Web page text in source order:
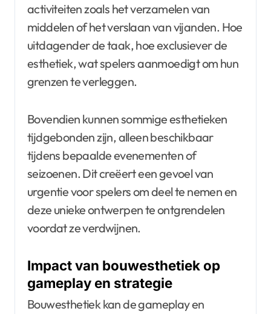
activiteiten zoals het verzamelen van
middelen of het verslaan van vijanden. Hoe
uitdagender de taak, hoe exclusiever de
esthetiek, wat spelers aanmoedigt om hun
grenzen te verleggen.
Bovendien kunnen sommige esthetieken
tijdgebonden zijn, alleen beschikbaar
tijdens bepaalde evenementen of
seizoenen. Dit creëert een gevoel van
urgentie voor spelers om deel te nemen en
deze unieke ontwerpen te ontgrendelen
voordat ze verdwijnen.
Impact van bouwesthetiek op
gameplay en strategie
Bouwesthetiek kan de gameplay en